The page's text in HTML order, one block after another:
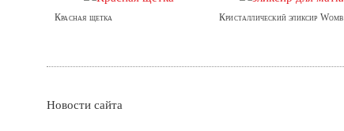
Красная щетка
Кристаллический эликсир Womb
Новости сайта